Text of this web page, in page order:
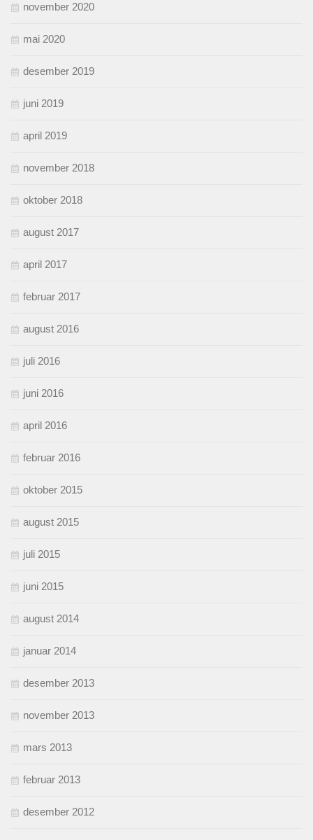
november 2020
mai 2020
desember 2019
juni 2019
april 2019
november 2018
oktober 2018
august 2017
april 2017
februar 2017
august 2016
juli 2016
juni 2016
april 2016
februar 2016
oktober 2015
august 2015
juli 2015
juni 2015
august 2014
januar 2014
desember 2013
november 2013
mars 2013
februar 2013
desember 2012